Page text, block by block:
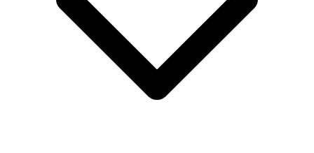
Cửa Nhựa Gỗ Ghép Thanh